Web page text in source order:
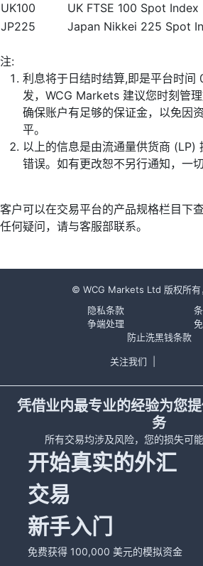
UK100
UK FTSE 100 Spot Index
JP225
Japan Nikkei 225 Spot
注:
利息将于日结时结算,即是平台时间
发，WCG Markets 建议您时刻管
确保账户有足够的保证金，以免因
平。
以上的信息是由流通量供货商 (LP)
错误。如有更改恕不另行通知，一
客户可以在交易平台的产品规格栏目下
任何疑问，请与客服部联系。
© WCG Markets Ltd 版权所有
隐私条款
争端处理
防止洗黑钱条款
关注我们
凭借业内最专业的经验为您
务
所有交易均涉及风险，您的损失可
开始真实的外汇
交易
新手入门
免费获得 100,000 美元的模拟资金